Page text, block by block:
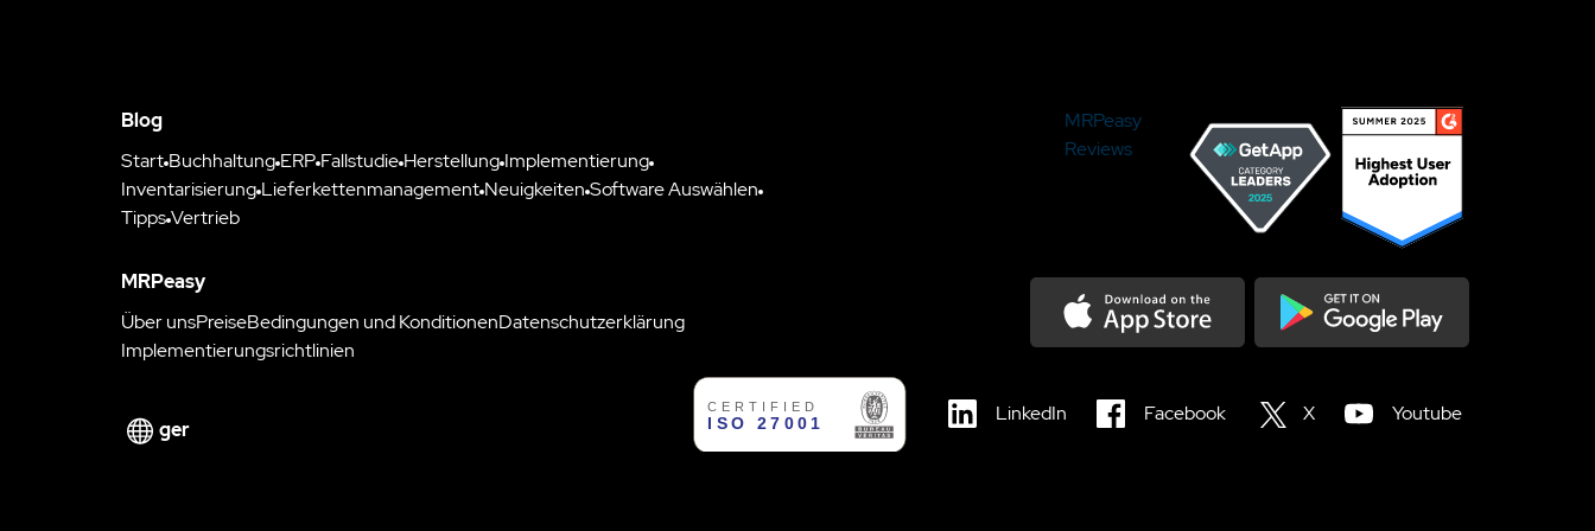
Blog
Start Buchhaltung ERP Fallstudie Herstellung Implementierung
Inventarisierung Lieferkettenmanagement Neuigkeiten Software Auswählen
TippsVertrieb
MRPeasy
Über unsPreiseBedingungen und KonditionenDatenschutzerklärung
Implementierungsrichtlinien
MRPeasy
Reviews
ger
LinkedIn Facebook X Youtube